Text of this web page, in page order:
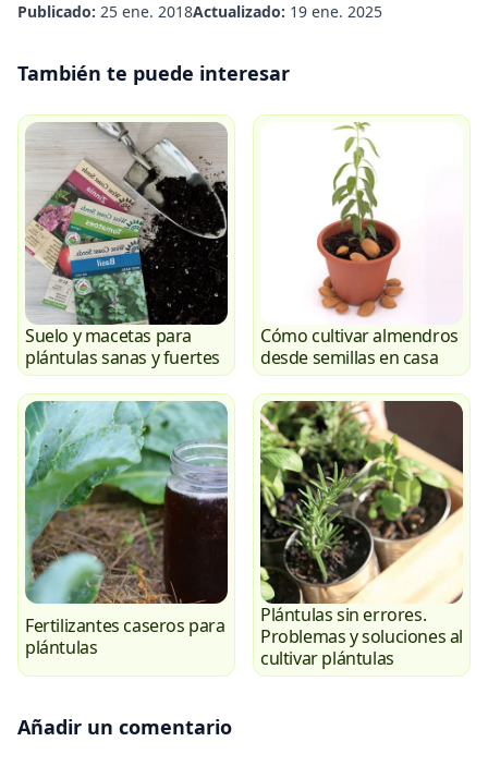
Publicado: 25 ene. 2018Actualizado: 19 ene. 2025
También te puede interesar
Suelo y macetas para
plántulas sanas y fuertes
Cómo cultivar almendros
desde semillas en casa
Fertilizantes caseros para
plántulas
Plántulas sin errores.
Problemas y soluciones al
cultivar plántulas
Añadir un comentario